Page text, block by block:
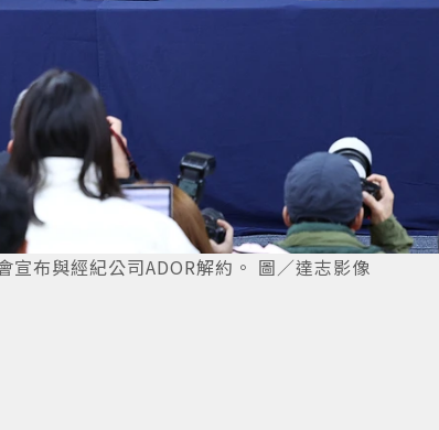
宣布與經紀公司ADOR解約。 圖／達志影像